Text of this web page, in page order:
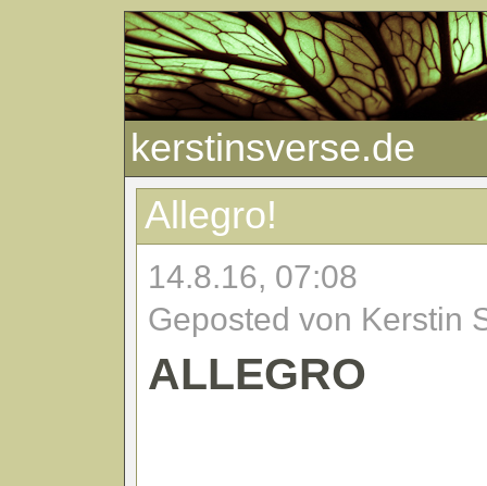
kerstinsverse.de
Allegro!
14.8.16, 07:08
Geposted von Kerstin
ALLEGRO